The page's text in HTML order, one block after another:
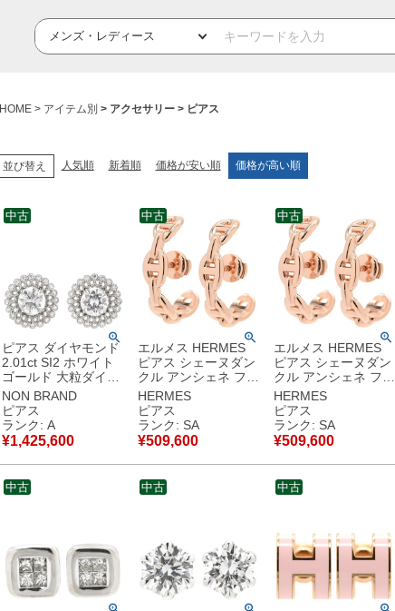
HOME アイテム別 アクセサリー ピアス
並び替え 人気順 新着順 価格が安い順 価格が高い順
ピアス ダイヤモンド
2.01ct SI2 ホワイト
ゴールド 大粒ダイヤ
ラージ ブリリアント
カット フラワーモチ
ーフ 18K 750 WG 両
耳用 【中古】中古美
品
NON BRAND
ピアス
ランク: A
¥1,425,600
中古
エルメス HERMES
ピアス シェーヌダン
クル アンシェネ フー
プピアス ローズゴー
ルド ピンクゴールド
18K 750AU RG PG
【中古】新品同様品
HERMES
ピアス
ランク: SA
¥509,600
中古
エルメス HERMES
ピアス シェーヌダン
クル アンシェネ フー
プピアス ローズゴー
ルド ピンクゴールド
H221511B 00 【中
古】新品同様品
HERMES
ピアス
ランク: SA
¥509,600
中古
中古 中古 中古